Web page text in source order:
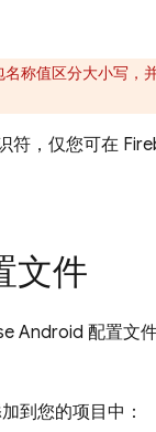
称值区分大小写，
符，仅您可在
文件
Android 配置文件
到您的项目中：